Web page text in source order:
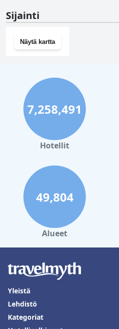
Sijainti
Näytä kartta
7,258,491
Hotellit
49,804
Alueet
Yleistä
Lehdistö
Kategoriat